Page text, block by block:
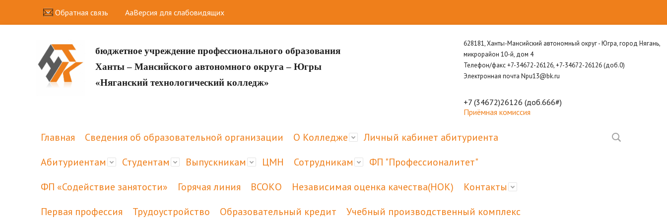
Обратная связь AaВерсия для слабовидящих
бюджетное учреждение профессионального образования
Ханты – Мансийского автономного округа – Югры
«Няганский технологический колледж»
628181, Ханты-Мансийский автономный округ - Югра, город Нягань,
микрорайон 10-й, дом 4
Телефон/факс +7-34672-26126, +7-34672-26126 (доб.0)
Электронная почта Npu13@bk.ru
+7 (34672)26126 (доб.666#)
Приёмная комиссия
Главная Сведения об образовательной организации О Колледже
Личный кабинет абитуриента
Абитуриентам
Студентам Выпускникам ЦМН Сотрудникам
ФП "Профессионалитет"
ФП «Содействие занятости»
Горячая линия ВСОКО Независимая оценка качества(НОК) Контакты
Первая профессия Трудоустройство Образовательный кредит Учебный производственный комплекс